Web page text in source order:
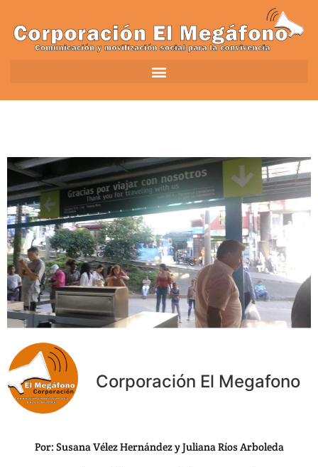
Corporación El Megafono
Por: Susana Vélez Hernández y Juliana Ríos Arboleda